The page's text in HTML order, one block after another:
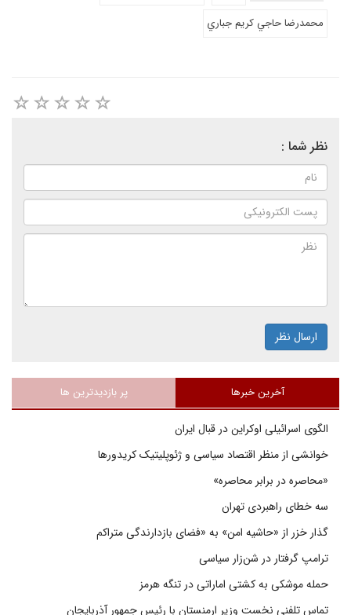
محمدرضا حاجي كريم جباري
نظر شما :
ارسال نظر
آخرین خبرها پر بازدیدترین ها
الگوی اسرائیلی اوکراین در قبال ایران
خوانشی از منظر اقتصاد سیاسی و ژئوپلیتیک کریدورها
«محاصره در برابر محاصره»
سه خطای راهبردی تهران
گذار خزر از «حاشیه امن» به «فضای بازدارندگی متراکم
ترامپ گرفتار در شن‌زار سیاسی
حمله موشکی به کشتی اماراتی در تنگه هرمز
تماس تلفنی نخست وزیر ارمنستان با رئیس جمهور آذربایجان